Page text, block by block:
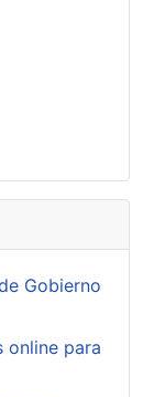
Gobierno
online para